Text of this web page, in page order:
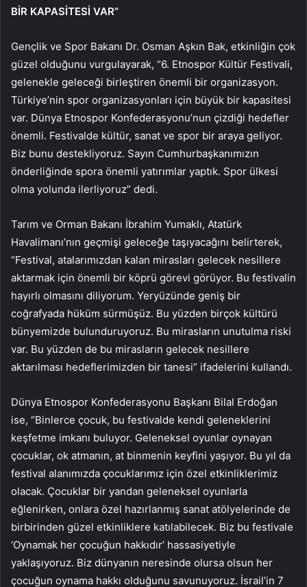
BİR KAPASİTESİ VAR”
Gençlik ve Spor Bakanı Dr. Osman Aşkın Bak, etkinliğin çok
güzel olduğunu vurgulayarak, “6. Etnospor Kültür Festivali,
gelenekle geleceği birleştiren önemli bir organizasyon.
Türkiye’nin spor organizasyonları için büyük bir kapasitesi
var. Dünya Etnospor Konfederasyonu’nun çizdiği hedefler
önemli. Festivalde kültür, sanat ve spor bir araya geliyor.
Biz bunu destekliyoruz. Sayın Cumhurbaşkanımızın
önderliğinde spora önemli yatırımlar yaptık. Spor ülkesi
olma yolunda ilerliyoruz” dedi.
Tarım ve Orman Bakanı İbrahim Yumaklı, Atatürk
Havalimanı’nın geçmişi geleceğe taşıyacağını belirterek,
“Festival, atalarımızdan kalan mirasları gelecek nesillere
aktarmak için önemli bir köprü görevi görüyor. Bu festivalin
hayırlı olmasını diliyorum. Yeryüzünde geniş bir
coğrafyada hüküm sürmüşüz. Bu yüzden birçok kültürü
bünyemizde bulunduruyoruz. Bu mirasların unutulma riski
var. Bu yüzden de bu mirasların gelecek nesillere
aktarılması hedeflerimizden bir tanesi” ifadelerini kullandı.
Dünya Etnospor Konfederasyonu Başkanı Bilal Erdoğan
ise, “Binlerce çocuk, bu festivalde kendi geleneklerini
keşfetme imkanı buluyor. Geleneksel oyunlar oynayan
çocuklar, ok atmanın, at binmenin keyfini yaşıyor. Bu yıl da
festival alanımızda çocuklarımız için özel etkinliklerimiz
olacak. Çocuklar bir yandan geleneksel oyunlarla
eğlenirken, onlara özel hazırlanmış sanat atölyelerinde de
birbirinden güzel etkinliklere katılabilecek. Biz bu festivale
‘Oynamak her çocuğun hakkıdır’ hassasiyetiyle
yaklaşıyoruz. Biz dünyanın neresinde olursa olsun her
çocuğun oynama hakkı olduğunu savunuyoruz. İsrail’in 7